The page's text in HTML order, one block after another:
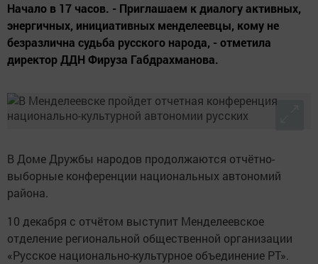
Начало в 17 часов. - Приглашаем к диалогу активных,
энергичных, инициативных менделеевцы, кому не
безразлична судьба русского народа, - отметила
директор ДДН Фируза Габдрахманова.
В Доме Дружбы народов продолжаются отчётно-
выборные конференции национальных автономий
района.
10 декабря с отчётом выступит Менделеевское
отделение региональной общественной организации
«Русское национально-культурное объединение РТ».